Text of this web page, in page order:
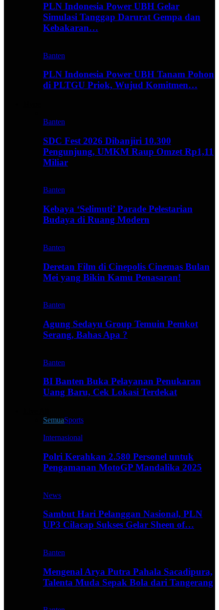
PLN Indonesia Power UBH Gelar
Simulasi Tanggap Darurat Gempa dan
Kebakaran…
Banten
PLN Indonesia Power UBH Tanam Pohon
di PLTGU Priok, Wujud Komitmen…
Banten
SDC Fest 2026 Dibanjiri 10.300
Pengunjung, UMKM Raup Omzet Rp1,11
Miliar
Banten
Kebaya ‘Selimuti’ Parade Pelestarian
Budaya di Ruang Modern
Banten
Deretan Film di Cinepolis Cinemas Bulan
Mei yang Bikin Kamu Penasaran!
Banten
Agung Sedayu Group Temuin Pemkot
Serang, Bahas Apa ?
Banten
BI Banten Buka Pelayanan Penukaran
Uang Baru, Cek Lokasi Terdekat
SemuaSports
Internasional
Polri Kerahkan 2.580 Personel untuk
Pengamanan MotoGP Mandalika 2025
News
Sambut Hari Pelanggan Nasional, PLN
UP3 Cilacap Sukses Gelar Sheen of…
Banten
Mengenal Arya Putra Pahala Sacadipura,
Talenta Muda Sepak Bola dari Tangerang